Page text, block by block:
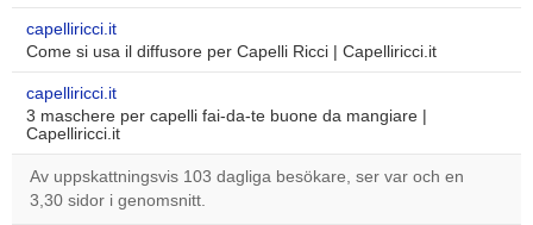
capelliricci.it
Come si usa il diffusore per Capelli Ricci | Capelliricci.it
capelliricci.it
3 maschere per capelli fai-da-te buone da mangiare |
Capelliricci.it
Av uppskattningsvis 103 dagliga besökare, ser var och en
3,30 sidor i genomsnitt.